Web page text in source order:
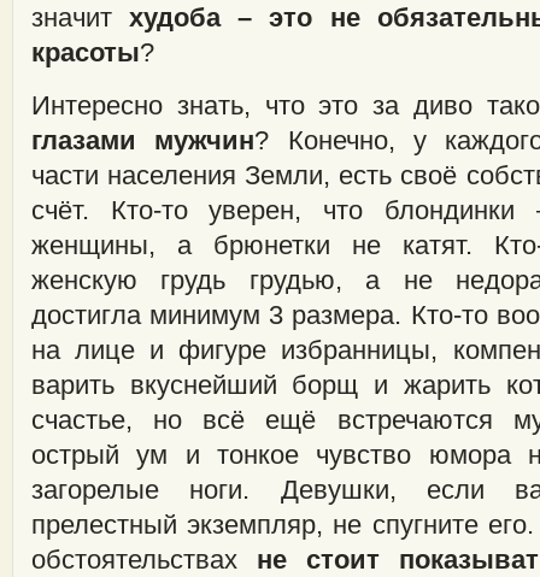
значитхудоба – это не
красоты?
Интересно знать, что это за диво
глазами мужчин? Конечно, у
части населения Земли, есть своё
счёт. Кто-то уверен, что
женщины, а брюнетки не катят. Кто-
женскую грудь грудью, а не
достигла минимум 3 размера. Кто-то
на лице и фигуре избранницы,
варить вкуснейший борщ и жарить
счастье, но всё ещё встречаются
острый ум и тонкое чувство юмора
загорелые ноги. Девушки, если
прелестный экземпляр, не спугните
обстоятельствах не стоит